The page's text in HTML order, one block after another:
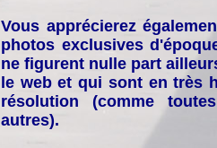
Vous apprécierez
photos exclusives
ne figurent nulle part
le web et qui sont en très
résolution (comme
autres).